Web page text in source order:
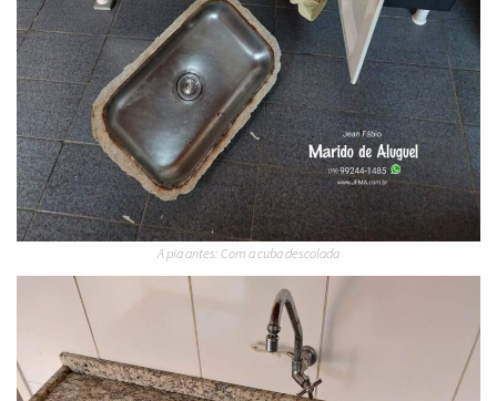
A pia antes: Com a cuba descolada